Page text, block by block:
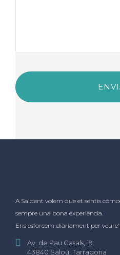
A Saldent volem que et sentis
sempre una bona experiència.
Ens esforcem diàriament per
Av. de Pau Casals, 19
43840 Salou, Tarragona